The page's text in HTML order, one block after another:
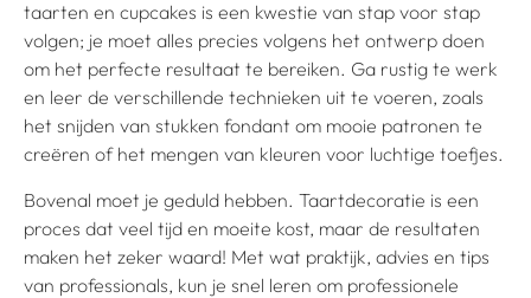
taarten en cupcakes is een kwestie van stap voor stap
volgen; je moet alles precies volgens het ontwerp doen
om het perfecte resultaat te bereiken. Ga rustig te werk
en leer de verschillende technieken uit te voeren, zoals
het snijden van stukken fondant om mooie patronen te
creëren of het mengen van kleuren voor luchtige toefjes.
Bovenal moet je geduld hebben. Taartdecoratie is een
proces dat veel tijd en moeite kost, maar de resultaten
maken het zeker waard! Met wat praktijk, advies en tips
van professionals, kun je snel leren om professionele